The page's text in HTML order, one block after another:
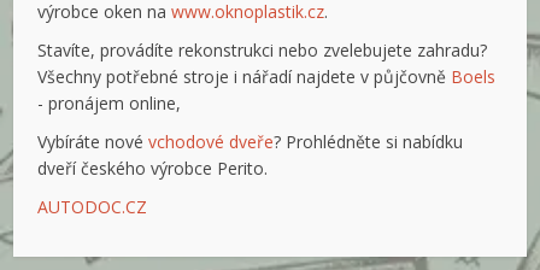
výrobce oken nawww.oknoplastik.cz.
Stavíte, provádíte rekonstrukci nebo zvelebujete zahradu?
Všechny potřebné stroje i nářadí najdete v půjčovně Boels
- pronájem online,
Vybíráte novévchodové dveře? Prohlédněte si nabídku
dveří českého výrobce Perito.
AUTODOC.CZ